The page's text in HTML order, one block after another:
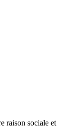
raison sociale et